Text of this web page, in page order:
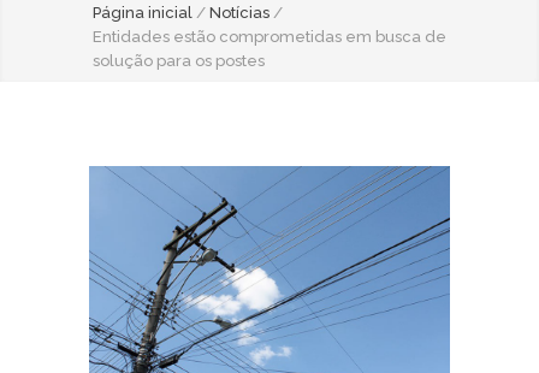
Página inicial / Notícias /
Entidades estão comprometidas em busca de
solução para os postes